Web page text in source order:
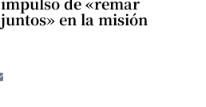
juntos» en la misión